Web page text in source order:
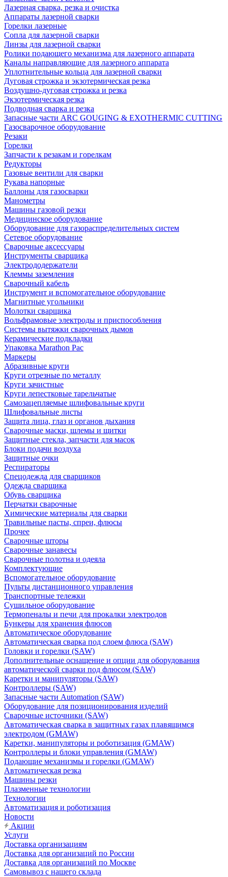
Лазерная сварка, резка и очистка
Аппараты лазерной сварки
Горелки лазерные
Сопла для лазерной сварки
Линзы для лазерной сварки
Ролики подающего механизма для лазерного аппарата
Каналы направляющие для лазерного аппарата
Уплотнительные кольца для лазерной сварки
Дуговая строжка и экзотермическая резка
Воздушно-дуговая строжка и резка
Экзотермическая резка
Подводная сварка и резка
Запасные части ARC GOUGING & EXOTHERMIC CUTTING
Газосварочное оборудование
Резаки
Горелки
Запчасти к резакам и горелкам
Редукторы
Газовые вентили для сварки
Рукава напорные
Баллоны для газосварки
Манометры
Машины газовой резки
Медицинское оборудование
Оборудование для газораспределительных систем
Сетевое оборудование
Сварочные аксессуары
Инструменты сварщика
Электрододержатели
Клеммы заземления
Сварочный кабель
Инструмент и вспомогательное оборудование
Магнитные угольники
Молотки сварщика
Вольфрамовые электроды и приспособления
Системы вытяжки сварочных дымов
Керамические подкладки
Упаковка Marathon Pac
Маркеры
Абразивные круги
Круги отрезные по металлу
Круги зачистные
Круги лепестковые тарельчатые
Самозацепляемые шлифовальные круги
Шлифовальные листы
Защита лица, глаз и органов дыхания
Сварочные маски, шлемы и щитки
Защитные стекла, запчасти для масок
Блоки подачи воздуха
Защитные очки
Респираторы
Спецодежда для сварщиков
Одежда сварщика
Обувь сварщика
Перчатки сварочные
Химические материалы для сварки
Травильные пасты, спреи, флюсы
Прочее
Сварочные шторы
Сварочные занавесы
Сварочные полотна и одеяла
Комплектующие
Вспомогательное оборудование
Пульты дистанционного управления
Транспортные тележки
Сушильное оборудование
Термопеналы и печи для прокалки электродов
Бункеры для хранения флюсов
Автоматическое оборудование
Автоматическая сварка под слоем флюса (SAW)
Головки и горелки (SAW)
Дополнительные оснащение и опции для оборудования
автоматической сварки под флюсом (SAW)
Каретки и манипуляторы (SAW)
Контроллеры (SAW)
Запасные части Automation (SAW)
Оборудование для позиционирования изделий
Сварочные источники (SAW)
Автоматическая сварка в защитных газах плавящимся
электродом (GMAW)
Каретки, манипуляторы и роботизация (GMAW)
Контроллеры и блоки управления (GMAW)
Подающие механизмы и горелки (GMAW)
Автоматическая резка
Машины резки
Плазменные технологии
Технологии
Автоматизация и роботизация
Новости
Акции
Услуги
Доставка организациям
Доставка для организаций по России
Доставка для организаций по Москве
Самовывоз с нашего склада